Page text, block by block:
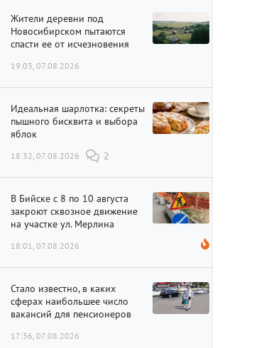
Жители деревни под
Новосибирском пытаются
спасти ее от исчезновения
19:03, 07.08.2026
Идеальная шарлотка: секреты
пышного бисквита и выбора
яблок
18:32, 07.08.2026 2
В Бийске с 8 по 10 августа
закроют сквозное движение
на участке ул. Мерлина
18:01, 07.08.2026
Стало известно, в каких
сферах наибольшее число
вакансий для пенсионеров
17:36, 07.08.2026